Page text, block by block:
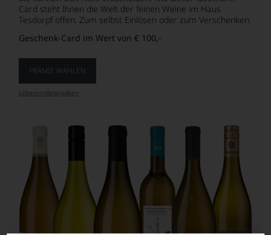
Card steht Ihnen die Welt der feinen Weine im Haus
Tesdorpf offen. Zum selbst Einlösen oder zum Verschenken.
Geschenk-Card im Wert von € 100,-
PRÄMIE WÄHLEN
Lebensmittel­angaben